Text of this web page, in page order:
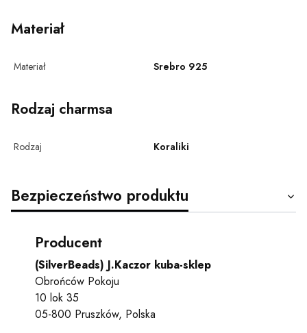
Materiał
Materiał Srebro 925
Rodzaj charmsa
Rodzaj Koraliki
Bezpieczeństwo produktu
Producent
(SilverBeads) J.Kaczor kuba-sklep
Obrońców Pokoju
10 lok 35
05-800 Pruszków, Polska